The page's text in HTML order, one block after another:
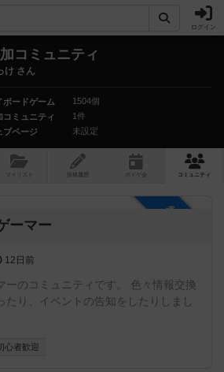
ログイン
コミュニティ
け さん
ボードゲーム
1504個
コミュニティ
1件
ブページ
未設定
マイリスト 投稿履歴 ボ ドゲ コミュニティ
ーマー
12日前
ーのコミュニティです。 色々情報交換
たり、イベントの告知をしたりしまし
心者歓迎